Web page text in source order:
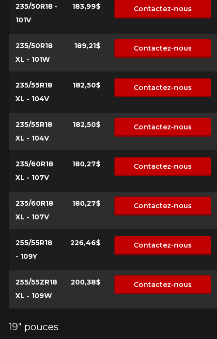
235/50R18 -
101V
183,99$ Contactez-nous
235/50R18
XL - 101W
189,21$ Contactez-nous
235/55R18
XL - 104V
182,50$ Contactez-nous
235/55R18
XL - 104V
182,50$ Contactez-nous
235/60R18
XL - 107V
180,27$ Contactez-nous
235/60R18
XL - 107V
180,27$ Contactez-nous
255/55R18
- 109Y
226,46$ Contactez-nous
255/55ZR18
XL - 109W
200,38$ Contactez-nous
19" pouces